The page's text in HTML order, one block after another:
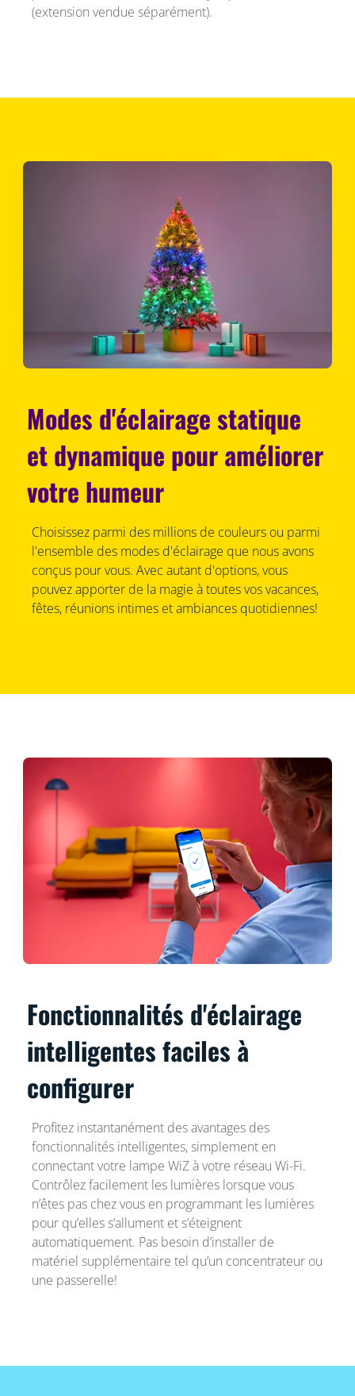
(extension vendue séparément).
Modes d'éclairage statique
et dynamique pour améliorer
votre humeur
Choisissez parmi des millions de couleurs ou parmi
l'ensemble des modes d'éclairage que nous avons
conçus pour vous. Avec autant d'options, vous
pouvez apporter de la magie à toutes vos vacances,
fêtes, réunions intimes et ambiances quotidiennes!
Fonctionnalités d'éclairage
intelligentes faciles à
configurer
Profitez instantanément des avantages des
fonctionnalités intelligentes, simplement en
connectant votre lampe WiZ à votre réseau Wi-Fi.
Contrôlez facilement les lumières lorsque vous
n’êtes pas chez vous en programmant les lumières
pour qu’elles s’allument et s’éteignent
automatiquement. Pas besoin d’installer de
matériel supplémentaire tel qu’un concentrateur ou
une passerelle!